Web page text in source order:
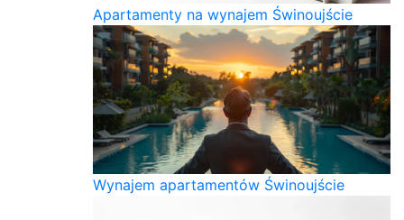
Apartamenty na wynajem Świnoujście
Wynajem apartamentów Świnoujście